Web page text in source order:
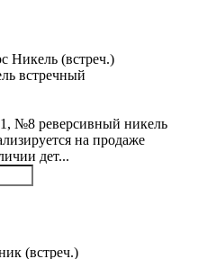
встречный
№8 реверсивный никель
на продаже
дет...